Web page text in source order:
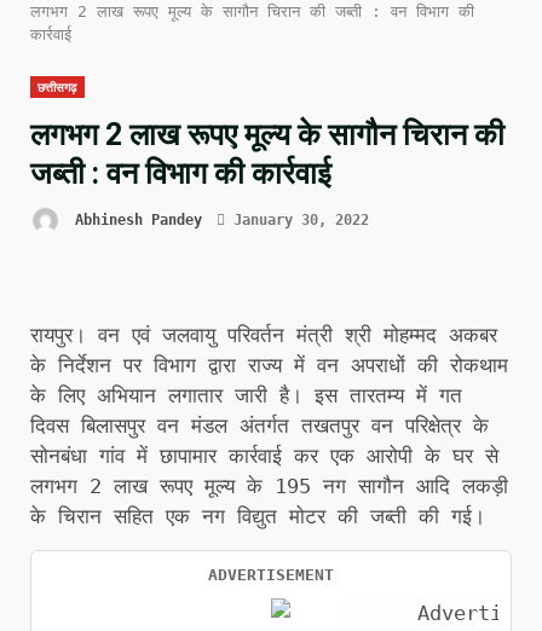
लगभग 2 लाख रूपए मूल्य के सागौन चिरान की जब्ती : वन विभाग की
कार्रवाई
छत्तीसगढ़
लगभग 2 लाख रूपए मूल्य के सागौन चिरान की
जब्ती : वन विभाग की कार्रवाई
Abhinesh Pandey January 30, 2022
रायपुर। वन एवं जलवायु परिवर्तन मंत्री श्री मोहम्मद अकबर
के निर्देशन पर विभाग द्वारा राज्य में वन अपराधों की रोकथाम
के लिए अभियान लगातार जारी है। इस तारतम्य में गत
दिवस बिलासपुर वन मंडल अंतर्गत तखतपुर वन परिक्षेत्र के
सोनबंधा गांव में छापामार कार्रवाई कर एक आरोपी के घर से
लगभग 2 लाख रूपए मूल्य के 195 नग सागौन आदि लकड़ी
के चिरान सहित एक नग विद्युत मोटर की जब्ती की गई।
ADVERTISEMENT